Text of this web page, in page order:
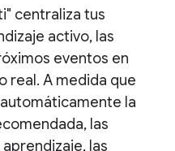
centraliza tus
activo, las
eventos en
real. A medida que
la
las
las